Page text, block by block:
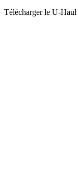
Télécharger le U-Haul